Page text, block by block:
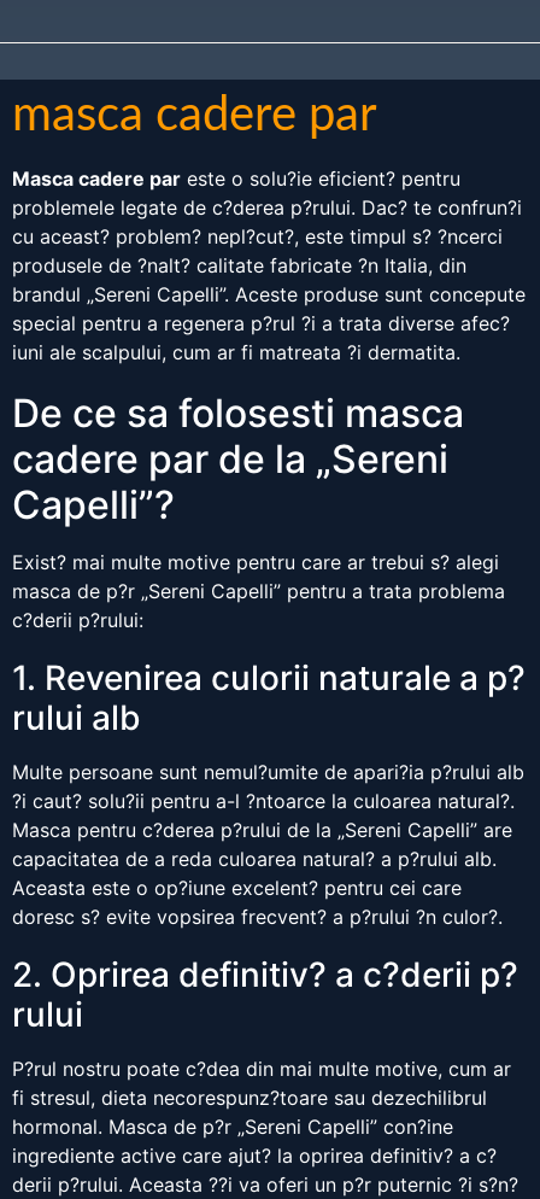
masca cadere par
Masca cadere par este o solu?ie eficient? pentru
problemele legate de c?derea p?rului. Dac? te confrun?i
cu aceast? problem? nepl?cut?, este timpul s? ?ncerci
produsele de ?nalt? calitate fabricate ?n Italia, din
brandul „Sereni Capelli”. Aceste produse sunt concepute
special pentru a regenera p?rul ?i a trata diverse afec?
iuni ale scalpului, cum ar fi matreata ?i dermatita.
De ce sa folosesti masca
cadere par de la „Sereni
Capelli”?
Exist? mai multe motive pentru care ar trebui s? alegi
masca de p?r „Sereni Capelli” pentru a trata problema
c?derii p?rului:
1. Revenirea culorii naturale a p?
rului alb
Multe persoane sunt nemul?umite de apari?ia p?rului alb
?i caut? solu?ii pentru a-l ?ntoarce la culoarea natural?.
Masca pentru c?derea p?rului de la „Sereni Capelli” are
capacitatea de a reda culoarea natural? a p?rului alb.
Aceasta este o op?iune excelent? pentru cei care
doresc s? evite vopsirea frecvent? a p?rului ?n culor?.
2. Oprirea definitiv? a c?derii p?
rului
P?rul nostru poate c?dea din mai multe motive, cum ar
fi stresul, dieta necorespunz?toare sau dezechilibrul
hormonal. Masca de p?r „Sereni Capelli” con?ine
ingrediente active care ajut? la oprirea definitiv? a c?
derii p?rului. Aceasta ??i va oferi un p?r puternic ?i s?n?